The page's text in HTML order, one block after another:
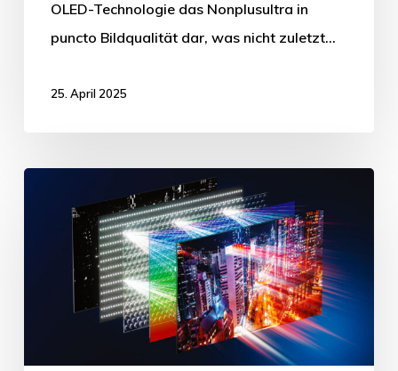
OLED-Technologie das Nonplusultra in
puncto Bildqualität dar, was nicht zuletzt…
25. April 2025